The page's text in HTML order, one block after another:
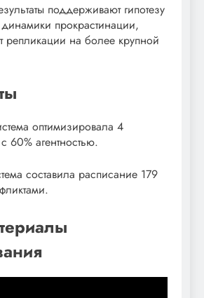
поддерживают гипотезу
прокрастинации,
репликации на более крупной
оптимизировала 4
60% агентностью.
составила расписание 179